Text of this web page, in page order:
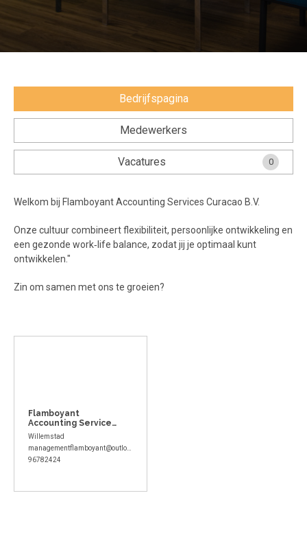
Veelgestelde vragen
Bedrijfspagina
Medewerkers
Vacatures 0
Welkom bij Flamboyant Accounting Services Curacao B.V.
Onze cultuur combineert flexibiliteit, persoonlijke ontwikkeling en
een gezonde work‑life balance, zodat jij je optimaal kunt
ontwikkelen."
Zin om samen met ons te groeien?
Flamboyant
Accounting Services
Curacao B.V.
Willemstad
96782424